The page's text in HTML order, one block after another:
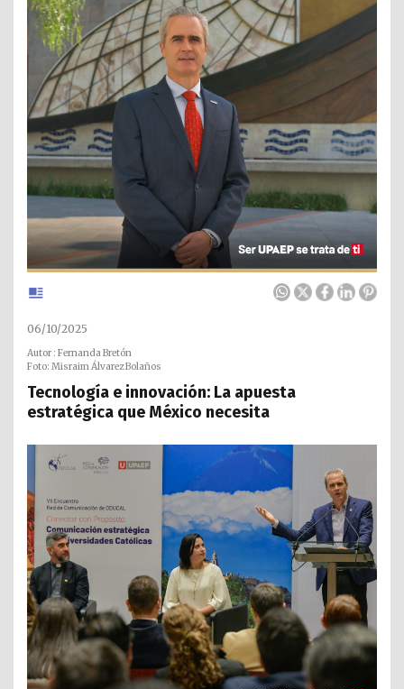
06/10/2025
Autor : Fernanda Bretón
Foto: Misraim Álvarez Bolaños
Tecnología e innovación: La apuesta
estratégica que México necesita